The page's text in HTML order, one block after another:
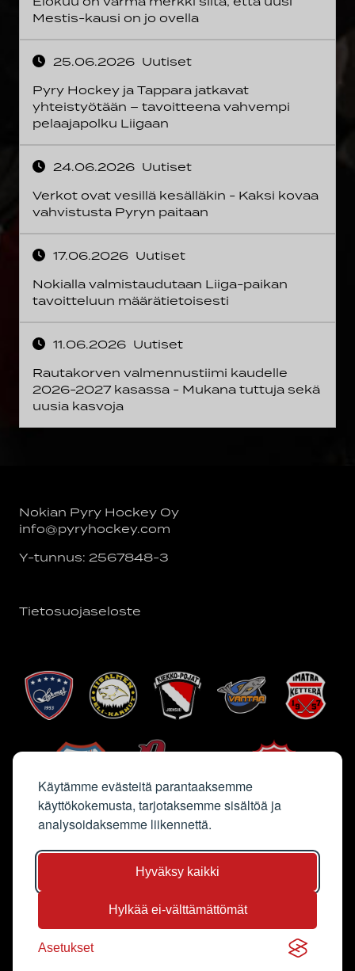
Käytämme evästeitä parantaaksemme
käyttökokemusta, tarjotaksemme sisältöä ja
analysoidaksemme liikennettä.
Hyväksy kaikki
Hylkää ei-välttämättömät
Asetukset
Mestis-kausi on jo ovella
25.06.2026 Uutiset
Pyry Hockey ja Tappara jatkavat
yhteistyötään – tavoitteena vahvempi
pelaajapolku Liigaan
24.06.2026 Uutiset
Verkot ovat vesillä kesälläkin - Kaksi kovaa
vahvistusta Pyryn paitaan
17.06.2026 Uutiset
Nokialla valmistaudutaan Liiga-paikan
tavoitteluun määrätietoisesti
11.06.2026 Uutiset
Rautakorven valmennustiimi kaudelle
2026-2027 kasassa - Mukana tuttuja sekä
uusia kasvoja
Nokian Pyry Hockey Oy
info@pyryhockey.com
Y-tunnus: 2567848-3
Tietosuojaseloste
Sivun kuvat Saga Sutinen & Jyri Kalliolaakso